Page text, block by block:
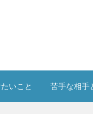
いこと 苦手な相手